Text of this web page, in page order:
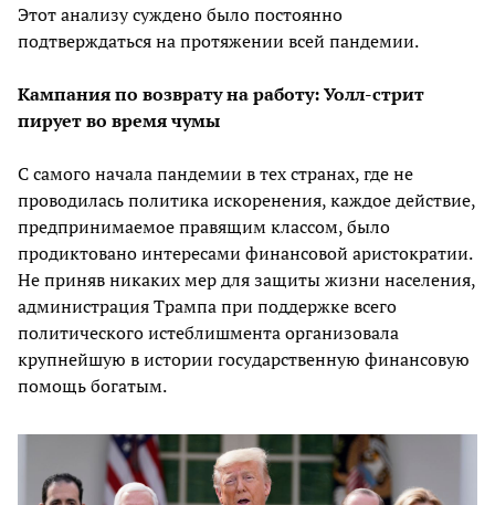
Этот анализу суждено было постоянно
подтверждаться на протяжении всей пандемии.
Кампания по возврату на работу: Уолл-стрит
пирует во время чумы
С самого начала пандемии в тех странах, где не
проводилась политика искоренения, каждое действие,
предпринимаемое правящим классом, было
продиктовано интересами финансовой аристократии.
Не приняв никаких мер для защиты жизни населения,
администрация Трампа при поддержке всего
политического истеблишмента организовала
крупнейшую в истории государственную финансовую
помощь богатым.